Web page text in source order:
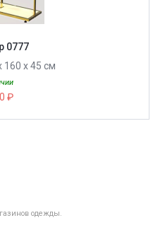
0777
160 х 45 см
₽
одежды.